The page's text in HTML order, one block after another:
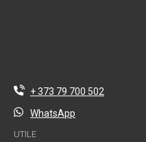
+ 373 79 700 502
WhatsApp
UTILE